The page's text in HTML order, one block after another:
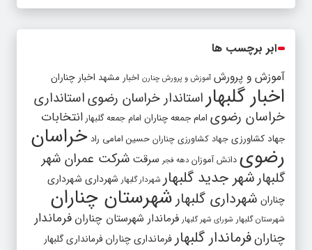
ابر برچسب ها
آموزش و پرورش آموزش و پرورش چنارن اخبار مشهد اخبار چناران
اخبار گلبهار استاندار خراسان رضویاستانداری
خراسان رضوی امام جمعه چناران امام جمعه گلبهار انتخابات
جهاد کشاورزی جهاد کشاورزی چناران حسین امامی راد خراسان
رضوی دانش آموزان دهه فجر سرقت شرکت عمران شهر
گلبهارشهر جدید گلبهار شهردار گلبهار شهرداری شهرداری
چناران شهرداری گلبهار شهرستان چناران
شهرستان گلبهار شورای شهر گلبهار فرماندار شهرستان چناران فرماندار
چنارانفرماندار گلبهار فرمانداری چناران فرمانداری گلبهار